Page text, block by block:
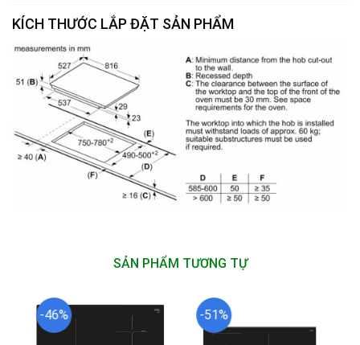
KÍCH THƯỚC LẮP ĐẶT SẢN PHẨM
SẢN PHẨM TƯƠNG TỰ
-46% -51%